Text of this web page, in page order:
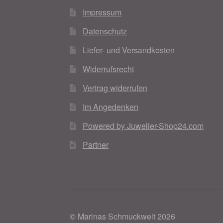
Impressum
Datenschutz
Liefer- und Versandkosten
Widerrufsrecht
Vertrag widerrufen
Im Angedenken
Powered by Juwelier-Shop24.com
Partner
© Marinas Schmuckwelt 2026